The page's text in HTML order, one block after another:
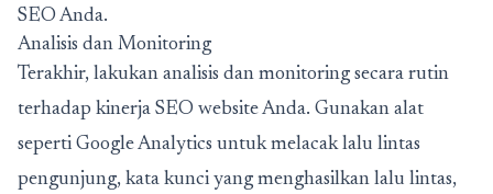
SEO Anda.
Analisis dan Monitoring
Terakhir, lakukan analisis dan monitoring secara rutin
terhadap kinerja SEO website Anda. Gunakan alat
seperti Google Analytics untuk melacak lalu lintas
pengunjung, kata kunci yang menghasilkan lalu lintas,